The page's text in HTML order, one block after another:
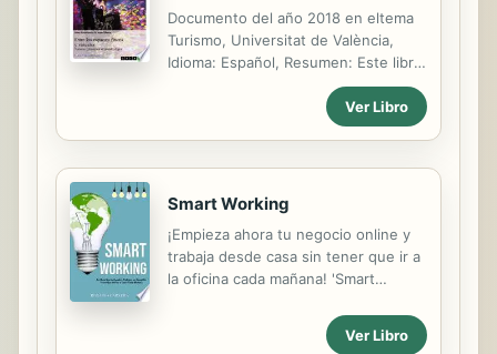
Documento del año 2018 en eltema
Turismo, Universitat de València,
Idioma: Español, Resumen: Este libro
se centra el análisis del uso de las
TIC en el sector del turismo cultural.
Parte de la situación actual en la que,
consumo cultural masivo, los museos
y los equipamientos patrimoniales
deseando posicionarse
tecnológicamente y con el fin de
atraer nuevos visitantes, mediante
slogans y campañas de marketing,
ofrecen se basan en tecnologías de
Ver Libro
Smart Working
¡Empieza ahora tu negocio online y
trabaja desde casa sin tener que ir a
la oficina cada mañana! 'Smart
trabajar desde casa' te muestra la
fórmula secreta del éxito para
Ver Libro